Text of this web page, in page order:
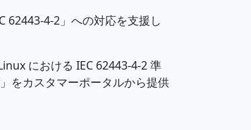
62443-4-2」への対応を支援し
における IEC 62443-4-2 準
をカスタマーポータルから提供